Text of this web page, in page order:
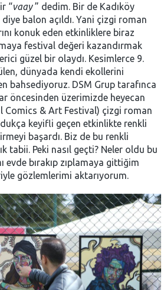
“vaay” dedim. Bir de Kadıköy
diye balon açıldı. Yani çizgi roman
konuk eden etkinliklere biraz
festival değeri kazandırmak
güzel bir olaydı. Kesimlerce 9.
dünyada kendi ekollerini
bahsediyoruz. DSM Grup tarafınca
öncesinden üzerimizde heyecan
Comics & Art Festival) çizgi roman
keyifli geçen etkinlikte renkli
başardı. Biz de bu renkli
tabii. Peki nasıl geçti? Neler oldu bu
evde bırakıp zıplamaya gittiğim
gözlemlerimi aktarıyorum.